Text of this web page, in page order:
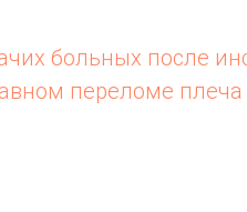
больных после
переломе плеча